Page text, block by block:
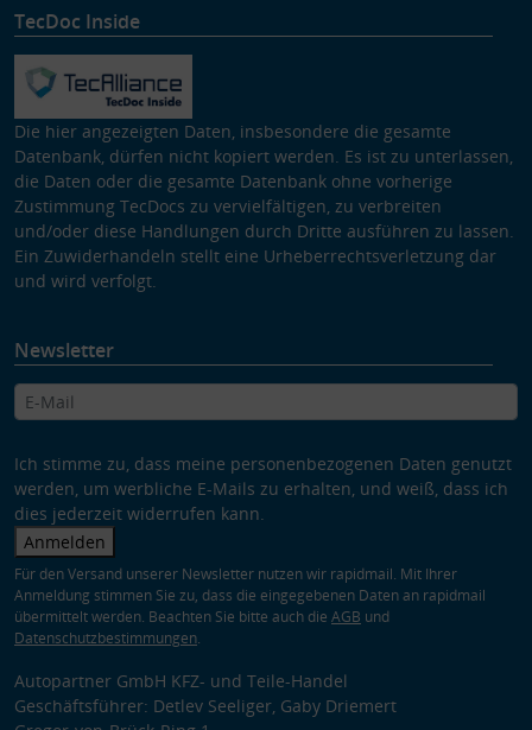
TecDoc Inside
Die hier angezeigten Daten, insbesondere die gesamte
Datenbank, dürfen nicht kopiert werden. Es ist zu unterlassen,
die Daten oder die gesamte Datenbank ohne vorherige
Zustimmung TecDocs zu vervielfältigen, zu verbreiten
und/oder diese Handlungen durch Dritte ausführen zu lassen.
Ein Zuwiderhandeln stellt eine Urheberrechtsverletzung dar
und wird verfolgt.
Newsletter
Ich stimme zu, dass meine personenbezogenen Daten genutzt
werden, um werbliche E-Mails zu erhalten, und weiß, dass ich
dies jederzeit widerrufen kann.
Anmelden
Für den Versand unserer Newsletter nutzen wir rapidmail. Mit Ihrer
Anmeldung stimmen Sie zu, dass die eingegebenen Daten an rapidmail
übermittelt werden. Beachten Sie bitte auch die AGB und
Datenschutzbestimmungen.
Autopartner GmbH KFZ- und Teile-Handel
Geschäftsführer: Detlev Seeliger, Gaby Driemert